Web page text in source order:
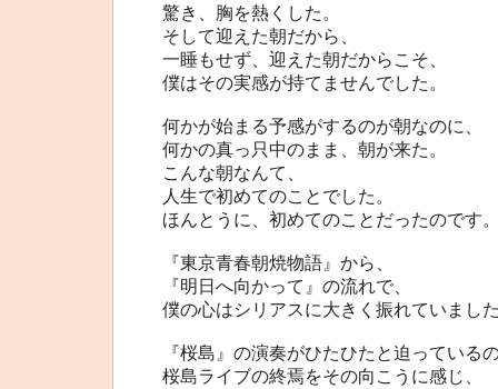
驚き、胸を熱くした。
そして迎えた朝だから、
一睡もせず、迎えた朝だからこそ、
僕はその実感が持てませんでした。
何かが始まる予感がするのが朝なのに、
何かの真っ只中のまま、朝が来た。
こんな朝なんて、
人生で初めてのことでした。
ほんとうに、初めてのことだったのです
『東京青春朝焼物語』から、
『明日へ向かって』の流れで、
僕の心はシリアスに大きく振れていまし
『桜島』の演奏がひたひたと迫っている
桜島ライブの終焉をその向こうに感じ、